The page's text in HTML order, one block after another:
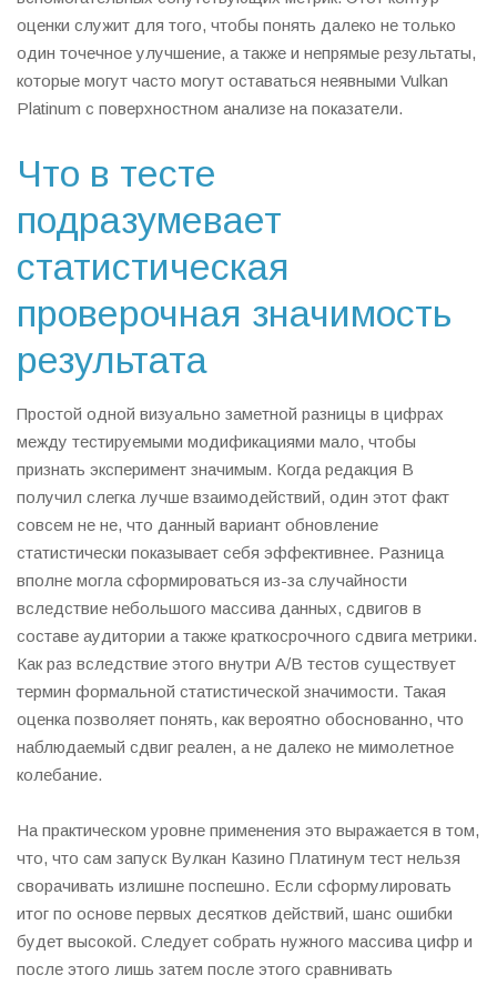
оценки служит для того, чтобы понять далеко не только
один точечное улучшение, а также и непрямые результаты,
которые могут часто могут оставаться неявными Vulkan
Platinum с поверхностном анализе на показатели.
Что в тесте
подразумевает
статистическая
проверочная значимость
результата
Простой одной визуально заметной разницы в цифрах
между тестируемыми модификациями мало, чтобы
признать эксперимент значимым. Когда редакция B
получил слегка лучше взаимодействий, один этот факт
совсем не не, что данный вариант обновление
статистически показывает себя эффективнее. Разница
вполне могла сформироваться из-за случайности
вследствие небольшого массива данных, сдвигов в
составе аудитории а также краткосрочного сдвига метрики.
Как раз вследствие этого внутри A/B тестов существует
термин формальной статистической значимости. Такая
оценка позволяет понять, как вероятно обоснованно, что
наблюдаемый сдвиг реален, а не далеко не мимолетное
колебание.
На практическом уровне применения это выражается в том,
что, что сам запуск Вулкан Казино Платинум тест нельзя
сворачивать излишне поспешно. Если сформулировать
итог по основе первых десятков действий, шанс ошибки
будет высокой. Следует собрать нужного массива цифр и
после этого лишь затем после этого сравнивать